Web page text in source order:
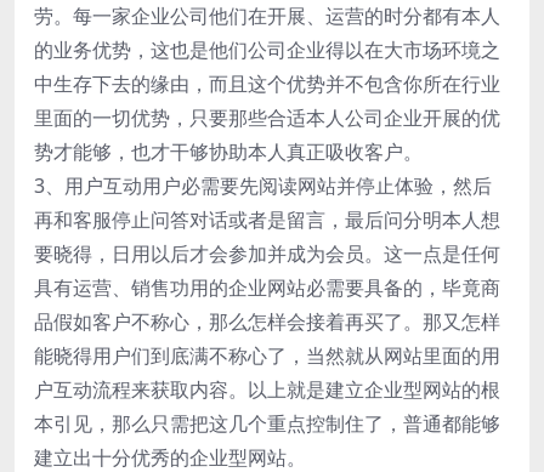
劳。每一家企业公司他们在开展、运营的时分都有本人
的业务优势，这也是他们公司企业得以在大市场环境之
中生存下去的缘由，而且这个优势并不包含你所在行业
里面的一切优势，只要那些合适本人公司企业开展的优
势才能够，也才干够协助本人真正吸收客户。
3、用户互动用户必需要先阅读网站并停止体验，然后
再和客服停止问答对话或者是留言，最后问分明本人想
要晓得，日用以后才会参加并成为会员。这一点是任何
具有运营、销售功用的企业网站必需要具备的，毕竟商
品假如客户不称心，那么怎样会接着再买了。那又怎样
能晓得用户们到底满不称心了，当然就从网站里面的用
户互动流程来获取内容。以上就是建立企业型网站的根
本引见，那么只需把这几个重点控制住了，普通都能够
建立出十分优秀的企业型网站。